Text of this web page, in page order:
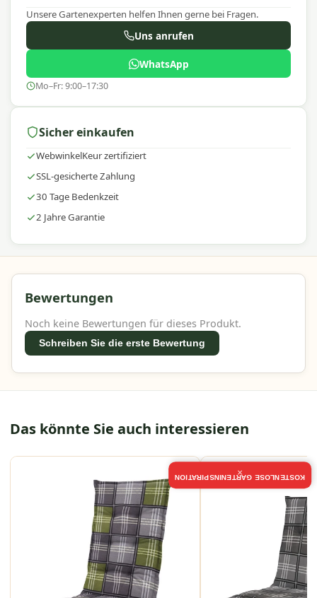
Unsere Gartenexperten helfen Ihnen gerne bei Fragen.
Uns anrufen
WhatsApp
Mo–Fr: 9:00–17:30
Sicher einkaufen
WebwinkelKeur zertifiziert
SSL-gesicherte Zahlung
30 Tage Bedenkzeit
2 Jahre Garantie
Bewertungen
Noch keine Bewertungen für dieses Produkt.
Schreiben Sie die erste Bewertung
Das könnte Sie auch interessieren
KOSTENLOSE GARTENINSPIRATION
×